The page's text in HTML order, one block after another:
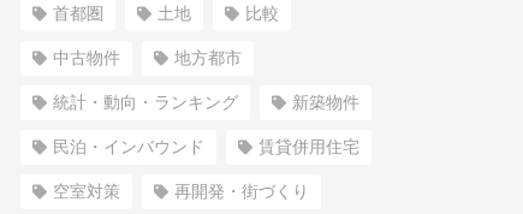
首都圏 土地 比較
中古物件 地方都市
統計・動向・ランキング 新築物件
民泊・インバウンド 賃貸併用住宅
空室対策 再開発・街づくり